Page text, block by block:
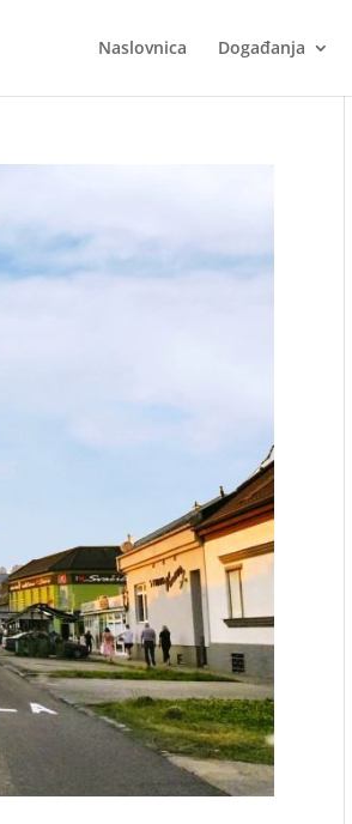
Naslovnica Događanja